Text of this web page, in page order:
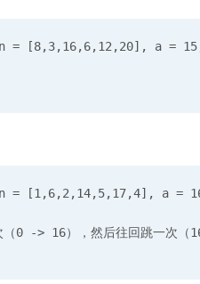
= [8,3,16,6,12,20], a =
= [1,6,2,14,5,17,4], a =